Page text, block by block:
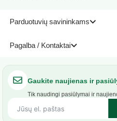
Parduotuvių savininkams
Pagalba / Kontaktai
Gaukite naujienas ir
Tik naudingi pasiūlymai ir